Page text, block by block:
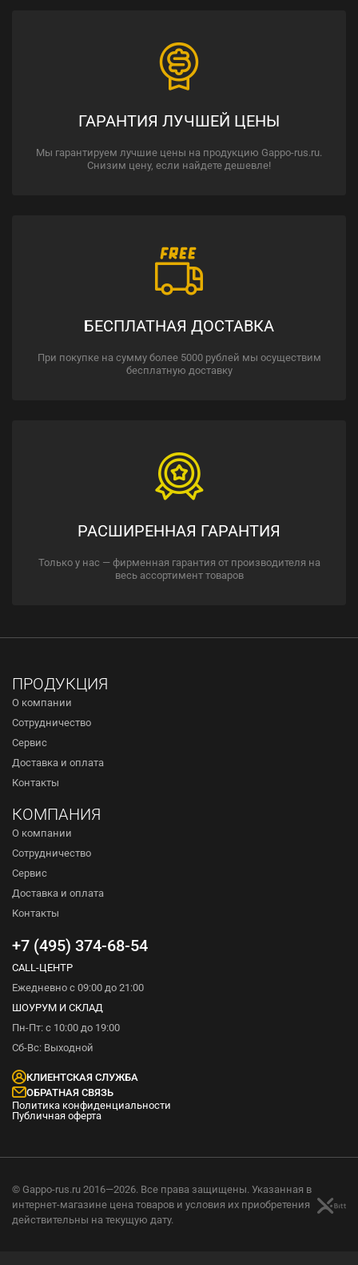
ГАРАНТИЯ ЛУЧШЕЙ ЦЕНЫ
Мы гарантируем лучшие цены на продукцию Gappo-rus.ru.
Снизим цену, если найдете дешевле!
БЕСПЛАТНАЯ ДОСТАВКА
При покупке на сумму более 5000 рублей мы осуществим
бесплатную доставку
РАСШИРЕННАЯ ГАРАНТИЯ
Только у нас — фирменная гарантия от производителя на
весь ассортимент товаров
ПРОДУКЦИЯ
О компании
Сотрудничество
Сервис
Доставка и оплата
Контакты
КОМПАНИЯ
О компании
Сотрудничество
Сервис
Доставка и оплата
Контакты
+7 (495) 374-68-54
CALL-ЦЕНТР
Ежедневно с 09:00 до 21:00
ШОУРУМ И СКЛАД
Пн-Пт: с 10:00 до 19:00
Сб-Вс: Выходной
КЛИЕНТСКАЯ СЛУЖБА
ОБРАТНАЯ СВЯЗЬ
Политика конфиденциальности
Публичная оферта
© Gappo-rus.ru 2016—2026. Все права защищены. Указанная в
интернет-магазине цена товаров и условия их приобретения
действительны на текущую дату.